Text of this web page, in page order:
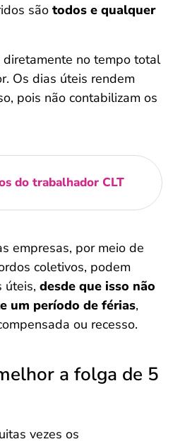
são todos e qualquer
diretamente no tempo total
Os dias úteis rendem
pois não contabilizam os
do trabalhador CLT
empresas, por meio de
coletivos, podem
úteis, desde que isso não
um período de férias,
ou recesso.
a folga de 5
vezes os